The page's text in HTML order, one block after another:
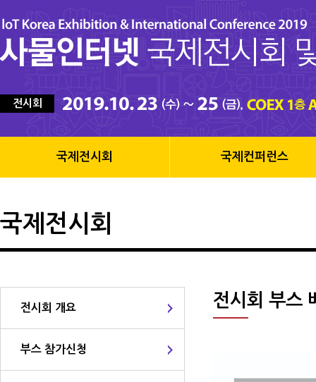
전시회
국제전시회 국제컨퍼런스
국제전시회
전시회 개요
부스 참가신청
전시회 부스